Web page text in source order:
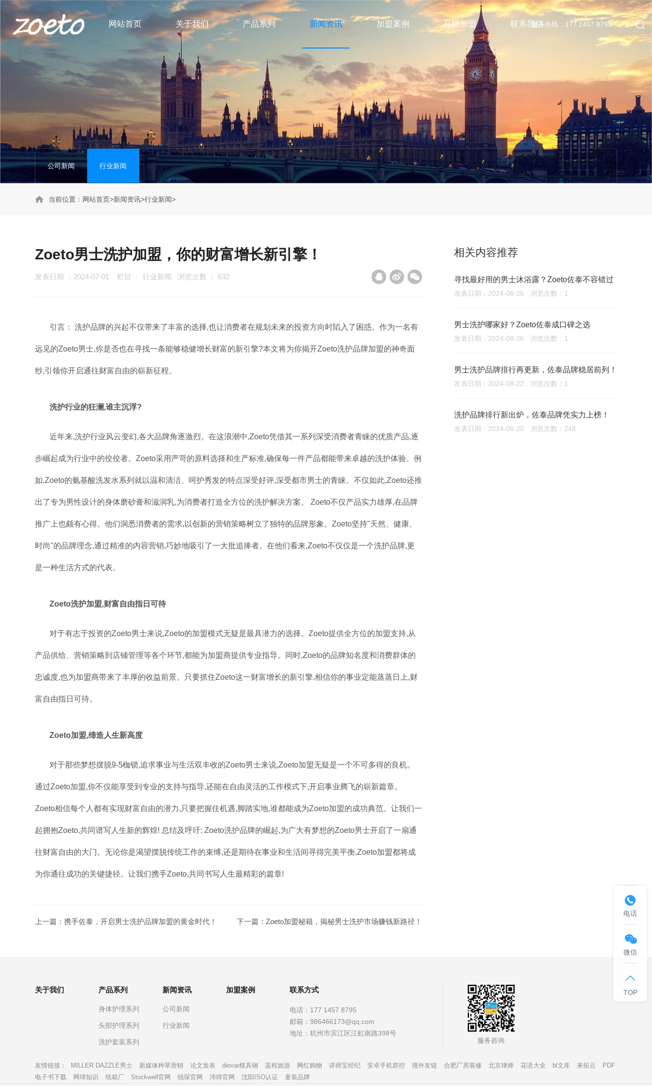
网站首页 关于我们 产品系列
身体护理系列
头部护理系列
新闻资讯
公司新闻
行业新闻
加盟案例 品牌加盟 联系我们服务热线：177 1457 8795
公司新闻 行业新闻
当前位置： 网站首页>新闻资讯>行业新闻>
Zoeto男士洗护加盟，你的财富增长新引擎！
发表日期 ：2024-07-01 栏目 ： 行业新闻 浏览次数 ： 632
引言： 洗护品牌的兴起不仅带来了丰富的选择,也让消费者在规划未来的投资方向时陷入了困惑。作为一名有
远见的Zoeto男士,你是否也在寻找一条能够稳健增长财富的新引擎?本文将为你揭开Zoeto洗护品牌加盟的神奇面
纱,引领你开启通往财富自由的崭新征程。
洗护行业的狂澜,谁主沉浮?
近年来,洗护行业风云变幻,各大品牌角逐激烈。在这浪潮中,Zoeto凭借其一系列深受消费者青睐的优质产品,逐
步崛起成为行业中的佼佼者。Zoeto采用严苛的原料选择和生产标准,确保每一件产品都能带来卓越的洗护体验。例
如,Zoeto的氨基酸洗发水系列就以温和清洁、呵护秀发的特点深受好评,深受都市男士的青睐。不仅如此,Zoeto还推
出了专为男性设计的身体磨砂膏和滋润乳,为消费者打造全方位的洗护解决方案。 Zoeto不仅产品实力雄厚,在品牌
推广上也颇有心得。他们洞悉消费者的需求,以创新的营销策略树立了独特的品牌形象。Zoeto坚持"天然、健康、
时尚"的品牌理念,通过精准的内容营销,巧妙地吸引了一大批追捧者。在他们看来,Zoeto不仅仅是一个洗护品牌,更
是一种生活方式的代表。
Zoeto洗护加盟,财富自由指日可待
对于有志于投资的Zoeto男士来说,Zoeto的加盟模式无疑是最具潜力的选择。Zoeto提供全方位的加盟支持,从
产品供给、营销策略到店铺管理等各个环节,都能为加盟商提供专业指导。同时,Zoeto的品牌知名度和消费群体的
忠诚度,也为加盟商带来了丰厚的收益前景。只要抓住Zoeto这一财富增长的新引擎,相信你的事业定能蒸蒸日上,财
富自由指日可待。
Zoeto加盟,缔造人生新高度
对于那些梦想摆脱9-5枷锁,追求事业与生活双丰收的Zoeto男士来说,Zoeto加盟无疑是一个不可多得的良机。
通过Zoeto加盟,你不仅能享受到专业的支持与指导,还能在自由灵活的工作模式下,开启事业腾飞的崭新篇章。
Zoeto相信每个人都有实现财富自由的潜力,只要把握住机遇,脚踏实地,谁都能成为Zoeto加盟的成功典范。让我们一
起拥抱Zoeto,共同谱写人生新的辉煌! 总结及呼吁: Zoeto洗护品牌的崛起,为广大有梦想的Zoeto男士开启了一扇通
往财富自由的大门。无论你是渴望摆脱传统工作的束缚,还是期待在事业和生活间寻得完美平衡,Zoeto加盟都将成
为你通往成功的关键捷径。让我们携手Zoeto,共同书写人生最精彩的篇章!
上一篇： 携手佐泰，开启男士洗护品牌加盟的黄金时代！ 下一篇： Zoeto加盟秘籍，揭秘男士洗护市场赚钱新路径！
相关内容推荐
寻找最好用的男士沐浴露？Zoeto佐泰不容错过
发表日期：2024-08-26 浏览次数：1
男士洗护哪家好？Zoeto佐泰成口碑之选
发表日期：2024-08-26 浏览次数：1
男士洗护品牌排行再更新，佐泰品牌稳居前列！
发表日期：2024-08-22 浏览次数：1
洗护品牌排行新出炉，佐泰品牌凭实力上榜！
发表日期：2024-08-20 浏览次数：248
关于我们 产品系列
身体护理系列
头部护理系列
洗护套装系列
新闻资讯
公司新闻
行业新闻
加盟案例 联系方式
电话： 177 1457 8795
邮箱： 986466173@qq.com
地址： 杭州市滨江区江虹南路398号
服务咨询
友情链接： MILLER DAZZLE男士 新媒体种草营销 论文发表 dievar模具钢 遥程旅游 网红购物 讲师宝经纪 安卓手机群控 搜外友链 合肥厂房装修 北京律师 花语大全 bl文库 来拓云
PDF
电子书下载
网球知识 纸箱厂 Stockwell官网 锐琛官网 沛得官网 沈阳ISO认证 童装品牌

电话

微信

TOP